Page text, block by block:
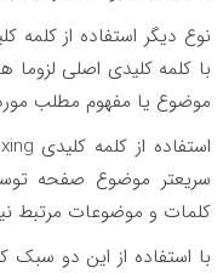
با کلمه کلیدی اصلی لزوما
موضوع یا مفهوم مطلب
سریعتر موضوع صفحه
کلمات و موضوعات مرتبط
با استفاده از این دو سبک